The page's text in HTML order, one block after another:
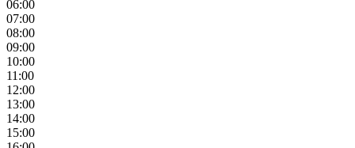
06:00
07:00
08:00
09:00
10:00
11:00
12:00
13:00
14:00
15:00